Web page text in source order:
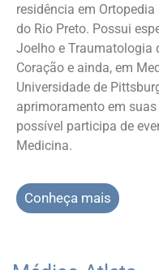
residência em
do Rio Preto. Possui
Joelho e Traumatologia
Coração e ainda, em
Universidade de
aprimoramento em
possível participa de
Medicina.
Conheça mais